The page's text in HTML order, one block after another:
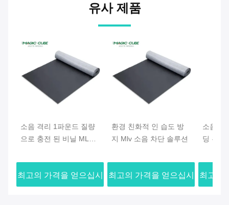
유사 제품
소음 격리 1파운드 질량
으로 충전 된 비닐 MLV
성
최고의 가격을 얻으십시
환경 친화적 인 습도 방
지 Mlv 소음 차단 솔루션
최고의 가격을 얻으십시
소음 격
딩 된
최고의